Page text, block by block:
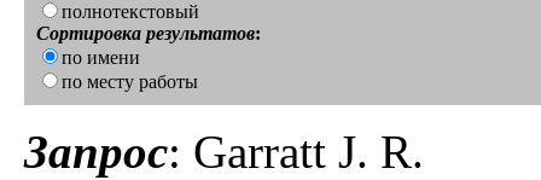
полнотекстовый
Сортировка результатов:
по имени
по месту работы
Запрос: Garratt J. R.